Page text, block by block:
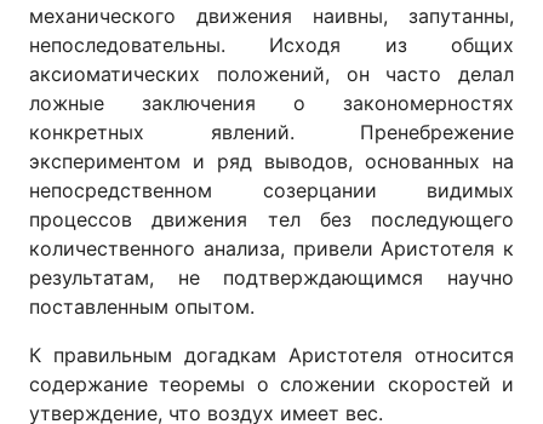
механического движения наивны, запутанны,
непоследовательны. Исходя из общих
аксиоматических положений, он часто делал
ложные заключения о закономерностях
конкретных явлений. Пренебрежение
экспериментом и ряд выводов, основанных на
непосредственном созерцании видимых
процессов движения тел без последующего
количественного анализа, привели Аристотеля к
результатам, не подтверждающимся научно
поставленным опытом.
К правильным догадкам Аристотеля относится
содержание теоремы о сложении скоростей и
утверждение, что воздух имеет вес.